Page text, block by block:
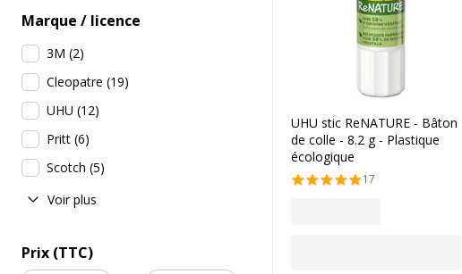
Marque / licence
3M (2)
Cleopatre (19)
UHU (12)
Pritt (6)
Scotch (5)
Voir plus
Prix (TTC)
UHU stic ReNATURE - Bâton
de colle - 8.2 g - Plastique
écologique
17